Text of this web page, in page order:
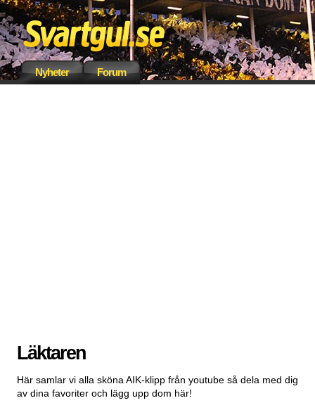
Nyheter Forum
Läktaren
Här samlar vi alla sköna AIK-klipp från youtube så dela med dig
av dina favoriter och lägg upp dom här!